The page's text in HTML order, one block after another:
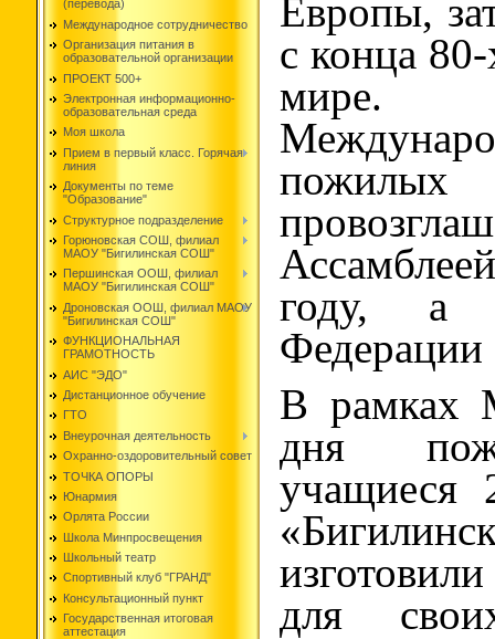
(перевода)
Международное сотрудничество
Организация питания в
образовательной организации
ПРОЕКТ 500+
Электронная информационно-
образовательная среда
Моя школа
Прием в первый класс. Горячая
линия
Документы по теме
"Образование"
Структурное подразделение
Горюновская СОШ, филиал
МАОУ "Бигилинская СОШ"
Першинская ООШ, филиал
МАОУ "Бигилинская СОШ"
Дроновская ООШ, филиал МАОУ
"Бигилинская СОШ"
ФУНКЦИОНАЛЬНАЯ
ГРАМОТНОСТЬ
АИС "ЭДО"
Дистанционное обучение
ГТО
Внеурочная деятельность
Охранно-оздоровительный совет
ТОЧКА ОПОРЫ
Юнармия
Орлята России
Школа Минпросвещения
Школьный театр
Спортивный клуб "ГРАНД"
Консультационный пункт
Государственная итоговая
аттестация
Европы,
с конца
мире.
году, а
Федерации
В рамках
дня
для